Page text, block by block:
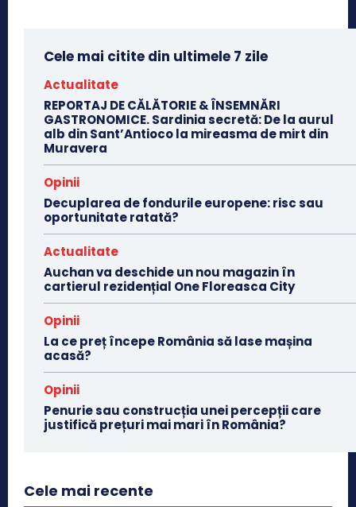
Cele mai citite din ultimele 7 zile
Actualitate
REPORTAJ DE CĂLĂTORIE & ÎNSEMNĂRI
GASTRONOMICE. Sardinia secretă: De la aurul
alb din Sant’Antioco la mireasma de mirt din
Muravera
Opinii
Decuplarea de fondurile europene: risc sau
oportunitate ratată?
Actualitate
Auchan va deschide un nou magazin în
cartierul rezidențial One Floreasca City
Opinii
La ce preț începe România să lase mașina
acasă?
Opinii
Penurie sau construcția unei percepții care
justifică prețuri mai mari în România?
Cele mai recente